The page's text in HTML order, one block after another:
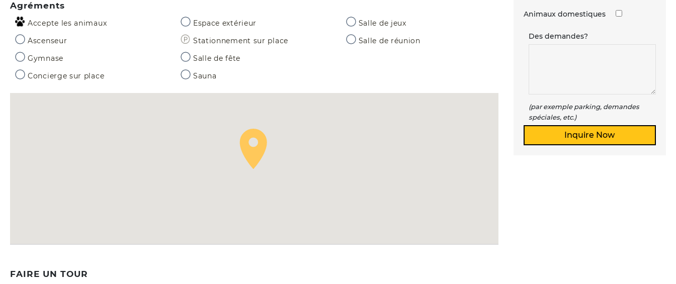
Agréments
Accepte les animaux
Ascenseur
Gymnase
Concierge sur place
Espace extérieur
Stationnement sur place
Salle de fête
Sauna
Salle de jeux
Salle de réunion
FAIRE UN TOUR
Animaux domestiques
Des demandes?
(par exemple parking, demandes
spéciales, etc.)